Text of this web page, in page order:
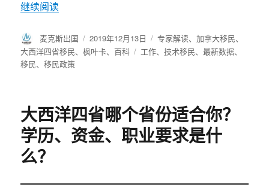
继续阅读
作
者
麦克斯出国
发
布
2019年12月13日
分
类
专家解读、加拿大移民、
大西洋四省移民、枫叶卡、百科
标
工作、技术移民、最新数据、
移民、移民政策
大西洋四省哪个省份适合你？
学历、资金、职业要求是什
么？